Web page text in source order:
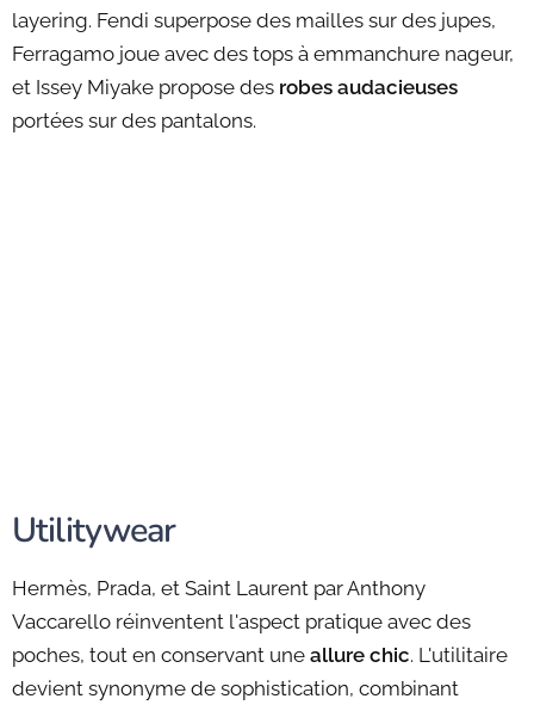
layering. Fendi superpose des mailles sur des jupes,
Ferragamo joue avec des tops à emmanchure nageur,
et Issey Miyake propose des robes audacieuses
portées sur des pantalons.
Utilitywear
Hermès, Prada, et Saint Laurent par Anthony
Vaccarello réinventent l'aspect pratique avec des
poches, tout en conservant une allure chic. L'utilitaire
devient synonyme de sophistication, combinant